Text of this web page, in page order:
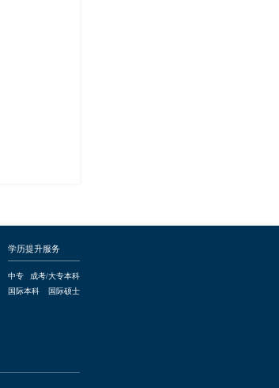
学历提升服务
中专
成考/大专本科
国际本科
国际硕士